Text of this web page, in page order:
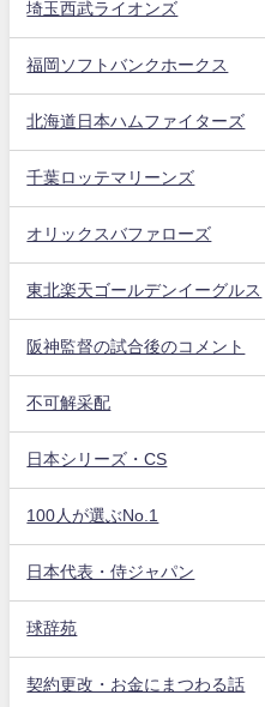
埼玉西武ライオンズ
福岡ソフトバンクホークス
北海道日本ハムファイターズ
千葉ロッテマリーンズ
オリックスバファローズ
東北楽天ゴールデンイーグルス
阪神監督の試合後のコメント
不可解采配
日本シリーズ・CS
100人が選ぶNo.1
日本代表・侍ジャパン
球辞苑
契約更改・お金にまつわる話